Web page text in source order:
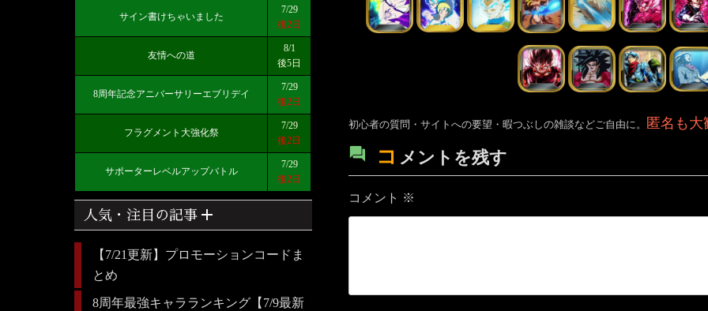
初心者の質問・サイトへの要望・暇つぶしの雑談などご自由に。 匿名も大
コ メントを残す
コメント ※
サイン書けちゃいました
7/29
後2日
友情への道
8/1
後5日
8周年記念アニバーサリーエブリデイ
7/29
後2日
フラグメント大強化祭
7/29
後2日
サポーターレベルアップバトル
7/29
後2日
人気・注目の記事 add
【7/21更新】プロモーションコードま
とめ
8周年最強キャラランキング【7/9最新